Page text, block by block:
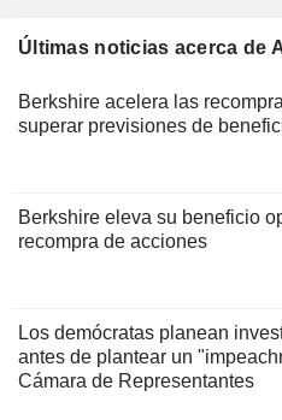
Últimas noticias acerca de
Berkshire acelera las
superar previsiones de
Berkshire eleva su beneficio
recompra de acciones
Los demócratas planean
antes de plantear un
Cámara de Representantes